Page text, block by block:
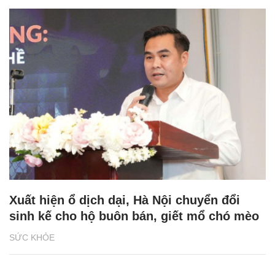
SỨC KHỎE
Xuất hiện ổ dịch dại, Hà Nội chuyển đổi
sinh kế cho hộ buôn bán, giết mổ chó mèo